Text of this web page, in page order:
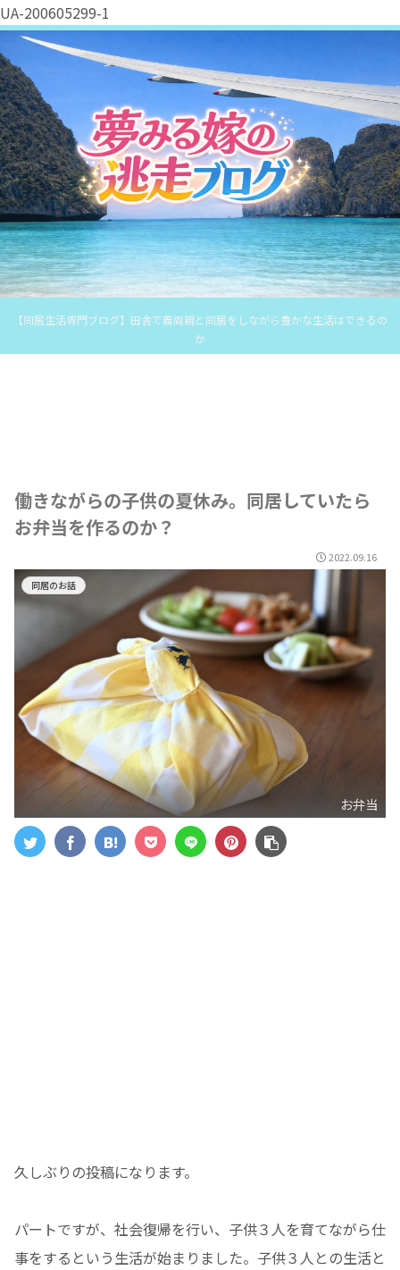
UA-200605299-1
【同居生活専門ブログ】田舎で義両親と同居をしながら豊かな生活はできるの
か
働きながらの子供の夏休み。同居していたら
お弁当を作るのか？
2022.09.16
同居のお話
お弁当
久しぶりの投稿になります。
パートですが、社会復帰を行い、子供３人を育てながら仕
事をするという生活が始まりました。子供３人との生活と